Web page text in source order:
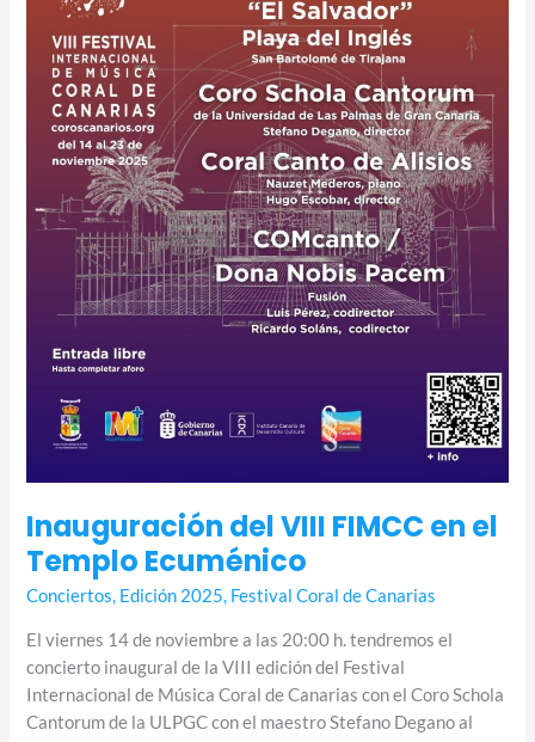
Inauguración del VIII FIMCC en el
Templo Ecuménico
Conciertos, Edición 2025, Festival Coral de Canarias
El viernes 14 de noviembre a las 20:00 h. tendremos el
concierto inaugural de la VIII edición del Festival
Internacional de Música Coral de Canarias con el Coro Schola
Cantorum de la ULPGC con el maestro Stefano Degano al
Templo
Ecuménico